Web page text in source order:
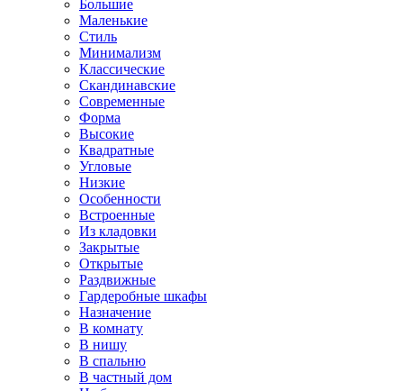
Большие
Маленькие
Стиль
Минимализм
Классические
Скандинавские
Современные
Форма
Высокие
Квадратные
Угловые
Низкие
Особенности
Встроенные
Из кладовки
Закрытые
Открытые
Раздвижные
Гардеробные шкафы
Назначение
В комнату
В нишу
В спальню
В частный дом